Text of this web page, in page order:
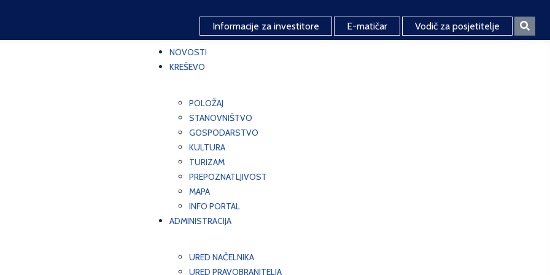
Informacije za investitore E-matičar Vodič za posjetitelje
NOVOSTI
KREŠEVO
POLOŽAJ
STANOVNIŠTVO
GOSPODARSTVO
KULTURA
TURIZAM
PREPOZNATLJIVOST
MAPA
INFO PORTAL
ADMINISTRACIJA
URED NAČELNIKA
URED PRAVOBRANITELJA